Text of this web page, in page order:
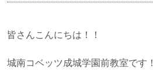
皆さんこんにちは！！
城南コベッツ成城学園前教室です！